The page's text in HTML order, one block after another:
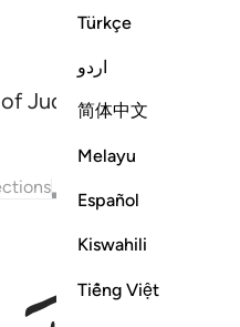
Türkçe
اردو
简体中文
Melayu
Español
Kiswahili
Tiếng Việt
Judgment!